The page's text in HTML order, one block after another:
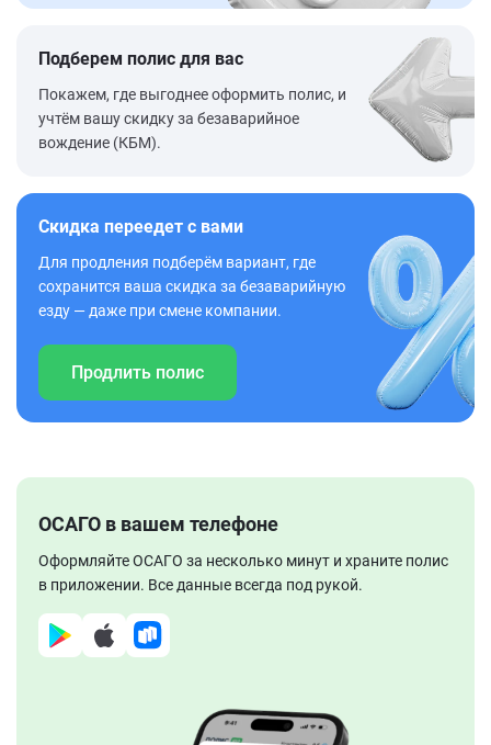
Подберем полис для вас
Покажем, где выгоднее оформить полис, и
учтём вашу скидку за безаварийное
вождение (КБМ).
Скидка переедет с вами
Для продления подберём вариант, где
сохранится ваша скидка за безаварийную
езду — даже при смене компании.
Продлить полис
ОСАГО в вашем телефоне
Оформляйте ОСАГО за несколько минут и храните полис
в приложении. Все данные всегда под рукой.